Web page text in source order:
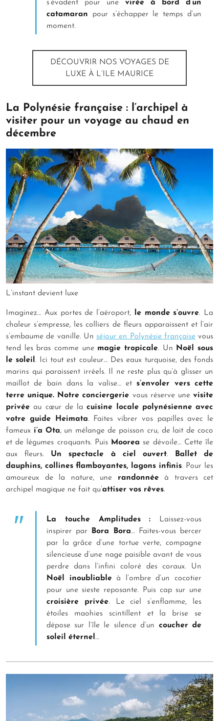
s’évadent pour une virée à bord d’un
catamaran pour s’échapper le temps d’un
moment.
DÉCOUVRIR NOS VOYAGES DE
LUXE À L’ILE MAURICE
La Polynésie française : l’archipel à
visiter pour un voyage au chaud en
décembre
L’instant devient luxe
Imaginez… Aux portes de l’aéroport, le monde s’ouvre. La
chaleur s’empresse, les colliers de fleurs apparaissent et l’air
s’embaume de vanille. Un séjour en Polynésie françaisevous
tend les bras comme une magie tropicale. Un
Noël sous
le soleil. Ici tout est couleur… Des eaux turquoise, des fonds
marins qui paraissent irréels. Il ne reste plus qu’à glisser un
maillot de bain dans la valise… ets’envoler vers cette
terre unique. Notre conciergerie vous réserve unevisite
privée au cœur de lacuisine locale polynésienne avec
votre guide Heimata. Faites vibrer vos papilles avec le
fameux i’a Ota, un mélange de poisson cru, de lait de coco
et de légumes croquants. Puis Moorea se dévoile… Cette île
aux fleurs. Un spectacle à ciel ouvert.
Ballet de
dauphins, collines flamboyantes, lagons infinis. Pour les
amoureux de la nature, une randonnéeà travers cet
archipel magique ne fait qu’attiser vos rêves.
La touche Amplitudes : Laissez-vous
inspirer par
Bora Bora… Faites-vous bercer
par la grâce d’une tortue verte, compagne
silencieuse d’une nage paisible avant de vous
perdre dans l’infini coloré des coraux. Un
Noël inoubliableà l’ombre d’un cocotier
pour une sieste reposante. Puis cap sur une
croisière privée. Le ciel s’enflamme, les
étoiles maohies scintillent et la brise se
dépose sur l’île le silence d’un coucher de
soleil éternel …